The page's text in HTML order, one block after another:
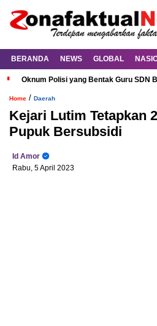
BERANDA NEWS GLOBAL
Oknum Polisi yang Bentak Guru SDN
Home / Daerah
Kejari Lutim Tetapkan
Pupuk Bersubsidi
Id Amor
Rabu, 5 April 2023